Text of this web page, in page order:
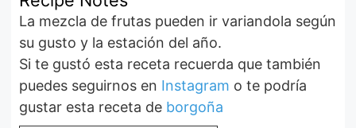
La mezcla de frutas pueden ir variandola según
su gusto y la estación del año.
Si te gustó esta receta recuerda que también
puedes seguirnos en Instagram o te podría
gustar esta receta de borgoña